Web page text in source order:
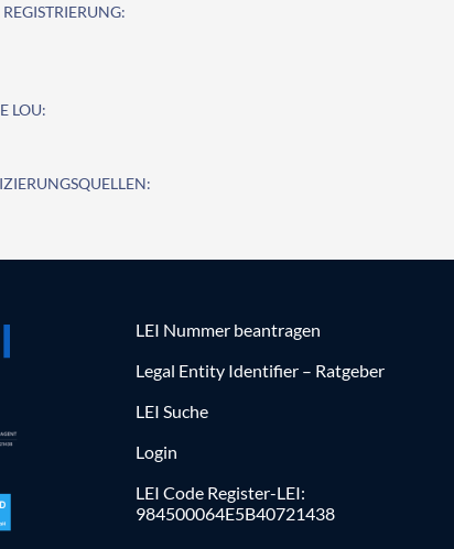
REGISTRIERUNG:
LOU:
LEI Nummer beantragen
Legal Entity Identifier – Ratgeber
LEI Suche
Login
LEI Code Register-LEI:
984500064E5B40721438